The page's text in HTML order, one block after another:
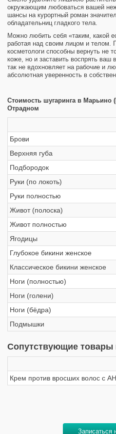
окружающим любоваться вашей
шансы на курортный роман
обладательниц гладкого тела.
Можно любить себя «таким, какой
работая над своим лицом и телом.
косметологи способны вернуть не
коже, но и заставить воспрять ваш
так не вдохновляет на рабочие и
абсолютная уверенность в
Стоимость шугаринга в Марьино
Отрадном
Брови
Верхняя губа
Подбородок
Руки (по локоть)
Руки полностью
Живот (полоска)
Живот полностью
Ягодицы
Глубокое бикини женское
Классическое бикини женское
Ноги (полностью)
Ноги (голени)
Ноги (бёдра)
Подмышки
Сопутствующие товары
Крем против вросших волос с
Записаться